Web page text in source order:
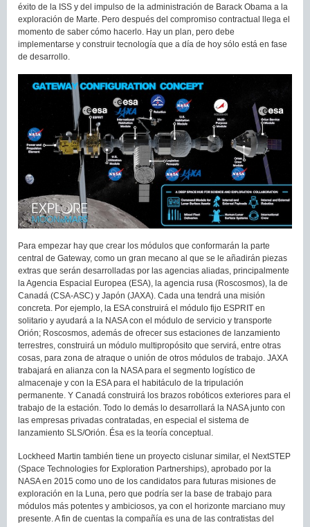
éxito de la ISS y del impulso de la administración de Barack Obama a la
exploración de Marte. Pero después del compromiso contractual llega el
momento de saber cómo hacerlo. Hay un plan, pero debe
implementarse y construir tecnología que a día de hoy sólo está en fase
de desarrollo.
Para empezar hay que crear los módulos que conformarán la parte
central de Gateway, como un gran mecano al que se le añadirán piezas
extras que serán desarrolladas por las agencias aliadas, principalmente
la Agencia Espacial Europea (ESA), la agencia rusa (Roscosmos), la de
Canadá (CSA-ASC) y Japón (JAXA). Cada una tendrá una misión
concreta. Por ejemplo, la ESA construirá el módulo fijo ESPRIT en
solitario y ayudará a la NASA con el módulo de servicio y transporte
Orión; Roscosmos, además de ofrecer sus estaciones de lanzamiento
terrestres, construirá un módulo multipropósito que servirá, entre otras
cosas, para zona de atraque o unión de otros módulos de trabajo. JAXA
trabajará en alianza con la NASA para el segmento logístico de
almacenaje y con la ESA para el habitáculo de la tripulación
permanente. Y Canadá construirá los brazos robóticos exteriores para el
trabajo de la estación. Todo lo demás lo desarrollará la NASA junto con
las empresas privadas contratadas, en especial el sistema de
lanzamiento SLS/Orión. Ésa es la teoría conceptual.
Lockheed Martin también tiene un proyecto cislunar similar, el NextSTEP
(Space Technologies for Exploration Partnerships), aprobado por la
NASA en 2015 como uno de los candidatos para futuras misiones de
exploración en la Luna, pero que podría ser la base de trabajo para
módulos más potentes y ambiciosos, ya con el horizonte marciano muy
presente. A fin de cuentas la compañía es una de las contratistas del